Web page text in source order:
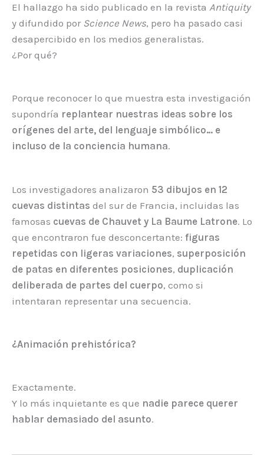
El hallazgo ha sido publicado en la revista Antiquity
y difundido por Science News, pero ha pasado casi
desapercibido en los medios generalistas.
¿Por qué?
Porque reconocer lo que muestra esta investigación
supondría replantear nuestras ideas sobre los
orígenes del arte, del lenguaje simbólico… e
incluso de la conciencia humana.
Los investigadores analizaron 53 dibujos en 12
cuevas distintas del sur de Francia, incluidas las
famosas cuevas de Chauvet y La Baume Latrone. Lo
que encontraron fue desconcertante: figuras
repetidas con ligeras variaciones, superposición
de patas en diferentes posiciones, duplicación
deliberada de partes del cuerpo, como si
intentaran representar una secuencia.
¿Animación prehistórica?
Exactamente.
Y lo más inquietante es que nadie parece querer
hablar demasiado del asunto.